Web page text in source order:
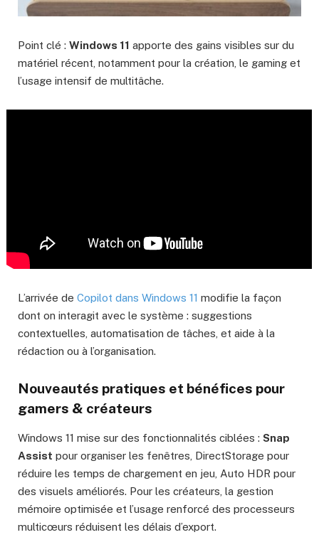
Point clé : Windows 11 apporte des gains visibles sur du
matériel récent, notamment pour la création, le gaming et
l’usage intensif de multitâche.
L’arrivée de Copilot dans Windows 11 modifie la façon
dont on interagit avec le système : suggestions
contextuelles, automatisation de tâches, et aide à la
rédaction ou à l’organisation.
Nouveautés pratiques et bénéfices pour
gamers & créateurs
Windows 11 mise sur des fonctionnalités ciblées : Snap
Assist pour organiser les fenêtres, DirectStorage pour
réduire les temps de chargement en jeu, Auto HDR pour
des visuels améliorés. Pour les créateurs, la gestion
mémoire optimisée et l’usage renforcé des processeurs
multicœurs réduisent les délais d’export.